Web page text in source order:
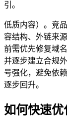
引。
低质内容）。竞
容结构、外链来
前需优先修复域
并逐步建立合规
号强化，避免依
逐步回升。
如何快速优